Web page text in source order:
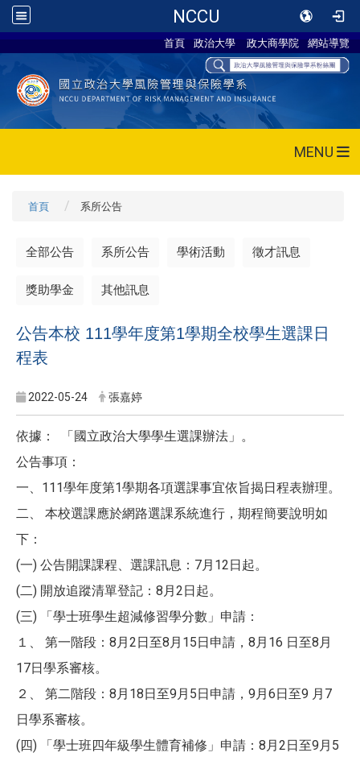
NCCU
首頁 政治大學 政大商學院 網站導覽
MENU
首頁 系所公告
全部公告 系所公告 學術活動 徵才訊息
獎助學金 其他訊息
公告本校 111學年度第1學期全校學生選課日
程表
2022-05-24 張嘉婷
依據： 「國立政治大學學生選課辦法」。
公告事項：
一、111學年度第1學期各項選課事宜依旨揭日程表辦理。
二、 本校選課應於網路選課系統進行，期程簡要說明如
下：
(一) 公告開課課程、選課訊息：7月12日起。
(二) 開放追蹤清單登記：8月2日起。
(三) 「學士班學生超減修習學分數」申請：
１、 第一階段：8月2日至8月15日申請，8月16 日至8月
17日學系審核。
２、 第二階段：8月18日至9月5日申請，9月6日至9 月7
日學系審核。
(四) 「學士班四年級學生體育補修」申請：8月2日至9月5